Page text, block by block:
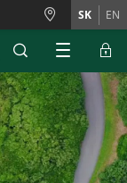
SK EN